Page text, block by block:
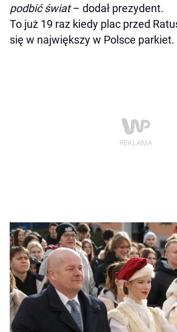
podbić świat– dodał prezydent.
To już 19 raz kiedy plac przed
się w największy w Polsce parkiet.